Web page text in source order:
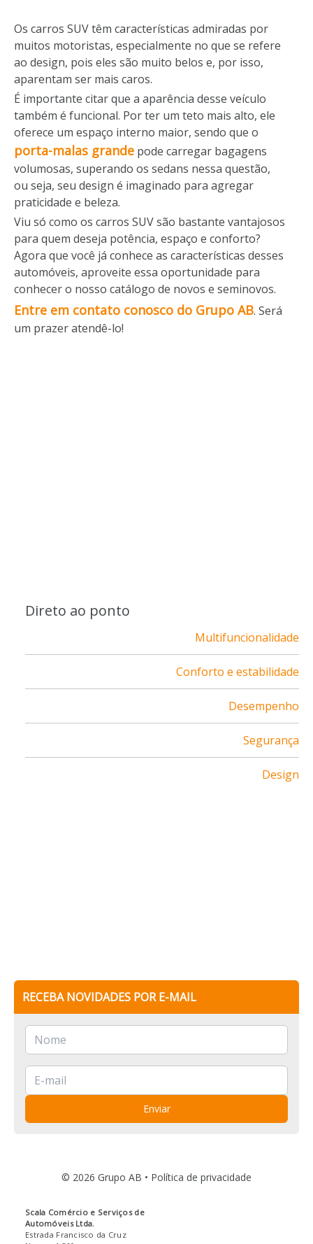
Os carros SUV têm características admiradas por
muitos motoristas, especialmente no que se refere
ao design, pois eles são muito belos e, por isso,
aparentam ser mais caros.
É importante citar que a aparência desse veículo
também é funcional. Por ter um teto mais alto, ele
oferece um espaço interno maior, sendo que o
porta-malas grande pode carregar bagagens
volumosas, superando os sedans nessa questão,
ou seja, seu design é imaginado para agregar
praticidade e beleza.
Viu só como os carros SUV são bastante vantajosos
para quem deseja potência, espaço e conforto?
Agora que você já conhece as características desses
automóveis, aproveite essa oportunidade para
conhecer o nosso catálogo de novos e seminovos.
Entre em contato conosco do Grupo AB. Será
um prazer atendê-lo!
Direto ao ponto
Multifuncionalidade
Conforto e estabilidade
Desempenho
Segurança
Design
RECEBA NOVIDADES POR E-MAIL
Enviar
© 2026 Grupo AB • Política de privacidade
Scala Comércio e Serviços de
Automóveis Ltda.
Estrada Francisco da Cruz